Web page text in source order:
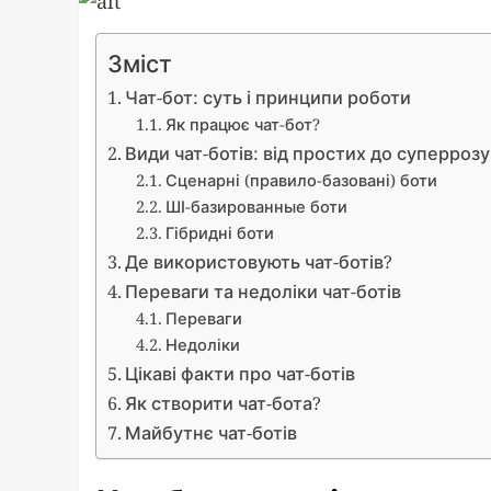
Зміст
Чат-бот: суть і принципи роботи
Як працює чат-бот?
Види чат-ботів: від простих до
Сценарні (правило-базовані) боти
ШІ-базированные боти
Гібридні боти
Де використовують чат-ботів?
Переваги та недоліки чат-ботів
Переваги
Недоліки
Цікаві факти про чат-ботів
Як створити чат-бота?
Майбутнє чат-ботів